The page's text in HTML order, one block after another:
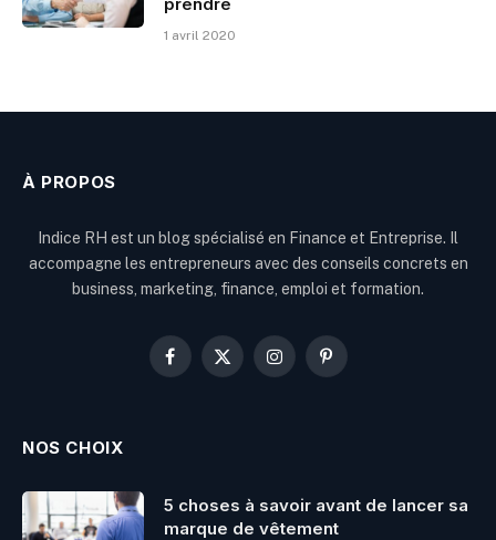
1 avril 2020
À PROPOS
Indice RH est un blog spécialisé en Finance et Entreprise. Il
accompagne les entrepreneurs avec des conseils concrets en
business, marketing, finance, emploi et formation.
Facebook
X
InstagramPinterest
NOS CHOIX
5 choses à savoir avant de lancer sa
marque de vêtement